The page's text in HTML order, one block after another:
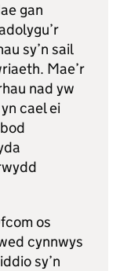
gan
sy’n sail
Mae’r
nad yw
cael ei
os
cynnwys
sy’n